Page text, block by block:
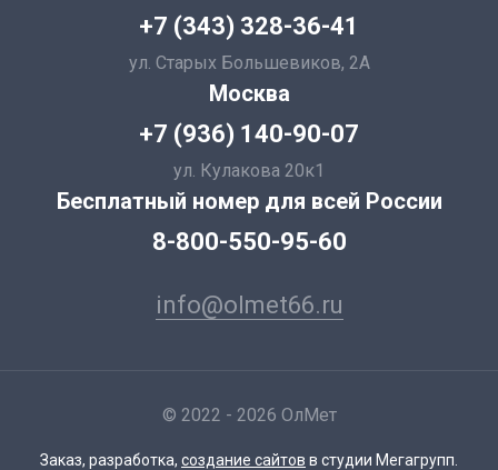
+7 (343) 328-36-41
ул. Старых Большевиков, 2А
Москва
+7 (936) 140-90-07
ул. Кулакова 20к1
Бесплатный номер для всей России
8-800-550-95-60
info@olmet66.ru
© 2022 - 2026 ОлМет
Заказ, разработка, создание сайтов в студии Мегагрупп.